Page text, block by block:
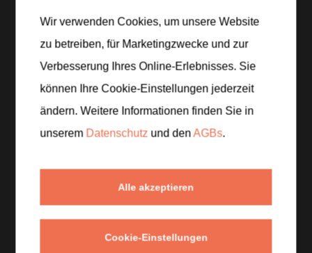
Schritt 1/6
Die Mirabellen waschen, halbieren und entsteinen.
Die Zitrone auspressen.
Wasser fein pürieren.
sich vollständig aufgelöst hat.
Wir verwenden Cookies, um unsere Website
zu betreiben, für Marketingzwecke und zur
Verbesserung Ihres Online-Erlebnisses. Sie
können Ihre Cookie-Einstellungen jederzeit
ändern. Weitere Informationen finden Sie in
unserem Datenschutz und denAGBs.
Alle akzeptieren
Cookie-Einstellungen